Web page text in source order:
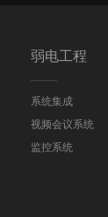
弱电工程
系统集成
视频会议系统
监控系统